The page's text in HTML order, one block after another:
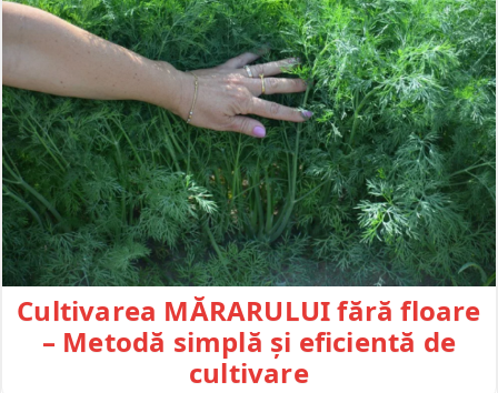
Cultivarea MĂRARULUI fără floare
– Metodă simplă și eficientă de
cultivare